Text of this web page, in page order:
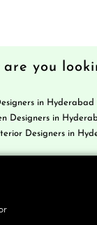
are you
in Hyderabad
Designers in
Designers in